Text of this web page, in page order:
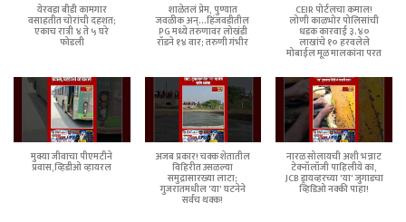
येरवडा बीडी कामगार
वसाहतीत चोरांची दहशत;
एकाच रात्री ४ ते ५ घरे
फोडली
शाळेतलं प्रेम, पुण्यात
जवळीक अन्...हिंजवडीतील
PG मध्ये तरुणावर लोखंडी
रॉडने १४ वार; तरुणी गंभीर
CEIR पोर्टलचा कमाल!
लोणी काळभोर पोलिसांची
धडक कारवाई ३.४०
लाखांचे १० हरवलेले
मोबाईल मूळ मालकांना परत
मुक्या जीवाचा पीएमटीने
प्रवास,व्हिडीओ व्हायरल
अजब प्रकार! चक्क शेतातील
विहिरीत उसळल्या
समुद्रासारख्या लाटा;
गुजरातमधील 'या' घटनेने
सर्वच थक्क!
नारळ सोलायची अशी भन्नाट
टेक्नॉलॉजी पाहिलीये का,
JCB ड्रायव्हरच्या 'या' जुगाडचा
व्हिडिओ नक्की पाहा!